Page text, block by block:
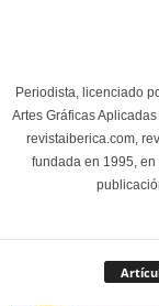
Periodista, licenciado
Artes Gráficas
revistaiberica.com,
fundada en 1995,